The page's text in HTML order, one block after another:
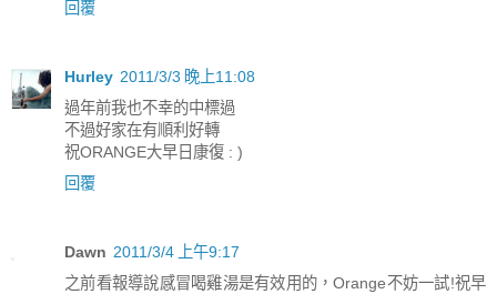
回覆
Hurley 2011/3/3 晚上11:08
過年前我也不幸的中標過
不過好家在有順利好轉
祝ORANGE大早日康復 : )
回覆
Dawn 2011/3/4 上午9:17
之前看報導說感冒喝雞湯是有效用的，Orange不妨一試!祝早